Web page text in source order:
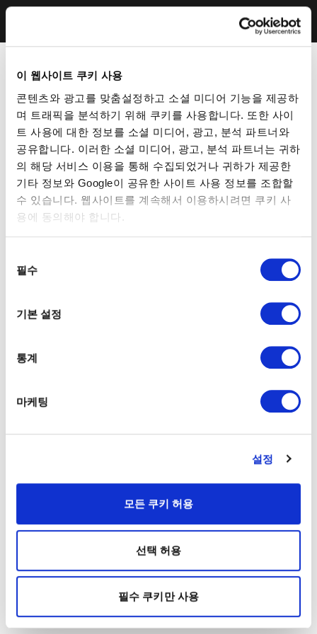
이 웹사이트 쿠키 사용
콘텐츠와 광고를 맞춤설정하고 소셜 미디어 기능을 제공하
며 트래픽을 분석하기 위해 쿠키를 사용합니다. 또한 사이
트 사용에 대한 정보를 소셜 미디어, 광고, 분석 파트너와
공유합니다. 이러한 소셜 미디어, 광고, 분석 파트너는 귀하
의 해당 서비스 이용을 통해 수집되었거나 귀하가 제공한
기타 정보와 Google이 공유한 사이트 사용 정보를 조합할
수 있습니다. 웹사이트를 계속해서 이용하시려면 쿠키 사
용에 동의해야 합니다.
필수
기본 설정
통계
마케팅
설정
모든 쿠키 허용
선택 허용
필수 쿠키만 사용